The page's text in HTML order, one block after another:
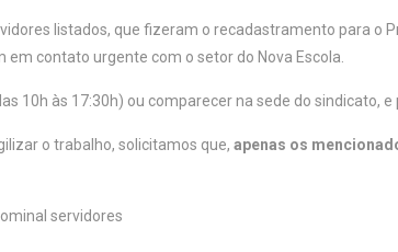
listados, que fizeram o recadastramento para o
contato urgente com o setor do Nova Escola.
10h às 17:30h) ou comparecer na sede do sindicato,
o trabalho, solicitamos que, apenas os
servidores